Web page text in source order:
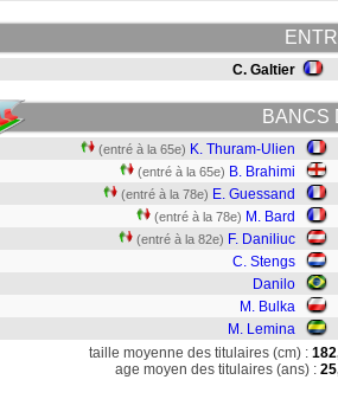
C. Galtier
BANCS
(entré à la 65e) K. Thuram-Ulien
(entré à la 65e) B. Brahimi
(entré à la 78e) E. Guessand
(entré à la 78e) M. Bard
(entré à la 82e) F. Daniliuc
C. Stengs
Danilo
M. Bulka
M. Lemina
taille moyenne des titulaires (cm) :
age moyen des titulaires (ans) :